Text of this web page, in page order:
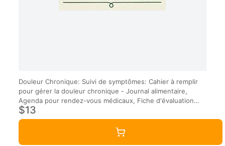
Douleur Chronique: Suivi de symptômes: Cahier à remplir
pour gérer la douleur chronique - Journal alimentaire,
Agenda pour rendez-vous médicaux, Fiche d'évaluation
quotidienne et des symptômes
$13